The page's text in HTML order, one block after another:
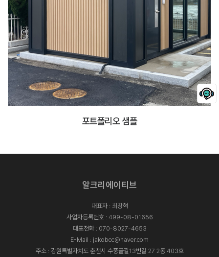
포트폴리오 샘플
알크리에이티브
대표자 : 최창혁
사업자등록번호 : 499-08-01656
대표전화 : 070-8027-4653
E-Mail : jakobcc@naver.com
주소 : 강원특별자치도 춘천시 수풍골길13번길 27 2동 403호